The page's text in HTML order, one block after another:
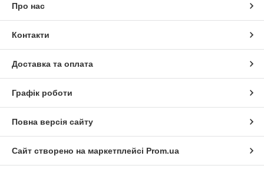
Про нас
Контакти
Доставка та оплата
Графік роботи
Повна версія сайту
Сайт створено на маркетплейсі Prom.ua